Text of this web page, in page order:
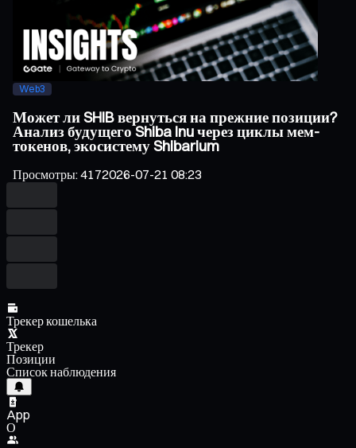
Web3
Может ли SHIB вернуться на прежние позиции?
Анализ будущего Shiba Inu через циклы мем-
токенов, экосистему Shibarium
Просмотры:4172026-07-21 08:23
Трекер кошелька
Трекер
Позиции
Список наблюдения
App
О